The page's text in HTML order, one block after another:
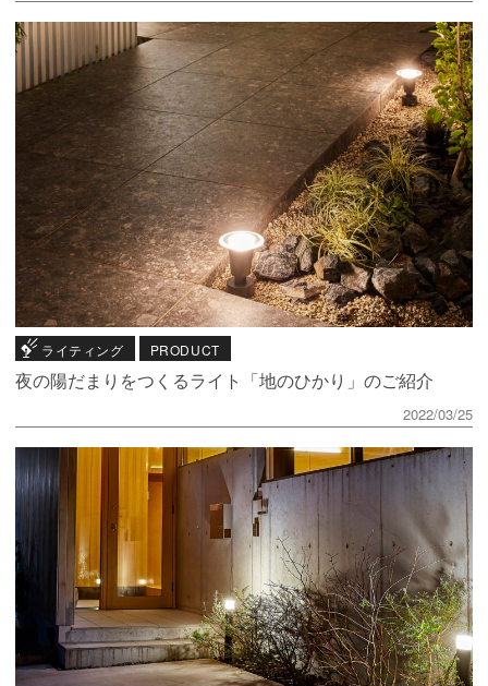
ライティング PRODUCT
夜の陽だまりをつくるライト「地のひかり」のご紹介
2022/03/25